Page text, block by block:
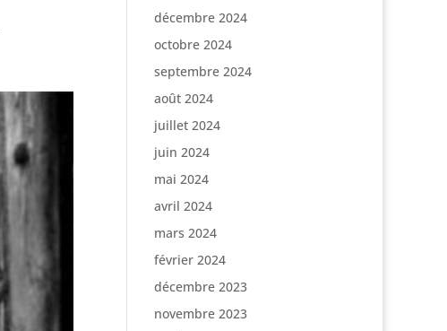
décembre 2024
octobre 2024
septembre 2024
août 2024
juillet 2024
juin 2024
mai 2024
avril 2024
mars 2024
février 2024
décembre 2023
novembre 2023